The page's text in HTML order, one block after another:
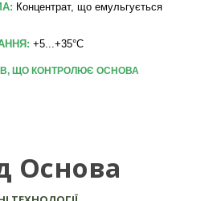
Концентрат, що емульгується
+5...+35°С
ЩО КОНТРОЛЮЄ ОСНОВА
Основа